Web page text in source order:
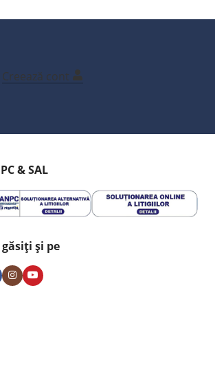
Creează cont
& SAL
găsiți și pe